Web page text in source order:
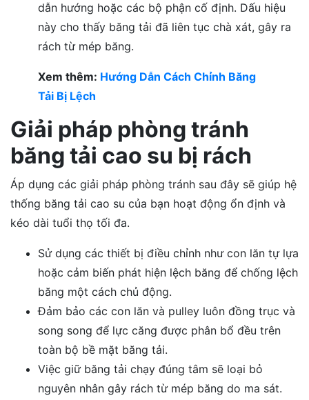
dẫn hướng hoặc các bộ phận cố định. Dấu hiệu
này cho thấy băng tải đã liên tục chà xát, gây ra
rách từ mép băng.
Xem thêm: Hướng Dẫn Cách Chỉnh Băng
Tải Bị Lệch
Giải pháp phòng tránh
băng tải cao su bị rách
Áp dụng các giải pháp phòng tránh sau đây sẽ giúp hệ
thống băng tải cao su của bạn hoạt động ổn định và
kéo dài tuổi thọ tối đa.
Sử dụng các thiết bị điều chỉnh như con lăn tự lựa
hoặc cảm biến phát hiện lệch băng để chống lệch
băng một cách chủ động.
Đảm bảo các con lăn và pulley luôn đồng trục và
song song để lực căng được phân bổ đều trên
toàn bộ bề mặt băng tải.
Việc giữ băng tải chạy đúng tâm sẽ loại bỏ
nguyên nhân gây rách từ mép băng do ma sát.